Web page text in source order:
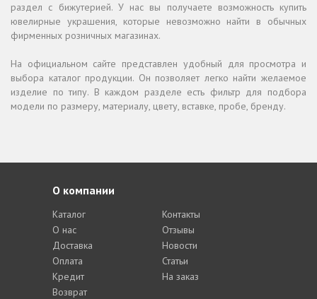
раздел с бижутерией. У нас вы получаете возможность купить
ювелирные украшения, которые невозможно найти в обычных
фирменных розничных магазинах.
На официальном сайте представлен удобный для просмотра и
выбора каталог продукции. Он позволяет легко найти желаемое
изделие по типу. В каждом разделе есть фильтр для подбора
модели по размеру, материалу, цвету, вставке, пробе, бренду.
О компании
Каталог
О нас
Доставка
Оплата
Кредит
Возврат
Контакты
Отзывы
Новости
Статьи
На заказ